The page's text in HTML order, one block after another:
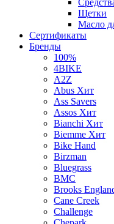
Щетки
Масло
Сертификаты
Бренды
100%
4BIKE
A2Z
Abus Хит
Ass Savers
Assos Хит
Bianchi Хит
Biemme Хит
Bike Hand
Birzman
Bluegrass
BMC
Brooks
Cane Creek
Challenge